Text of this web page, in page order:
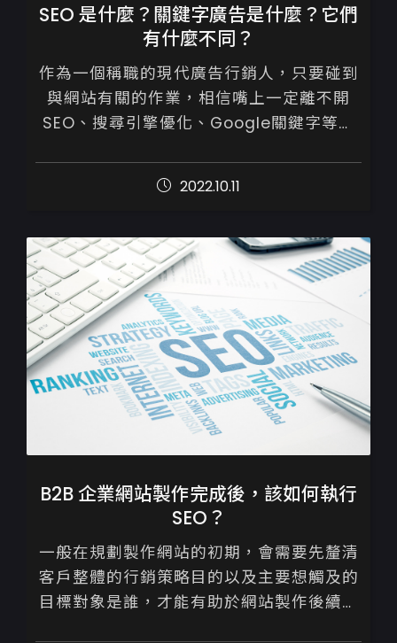
SEO 是什麼？關鍵字廣告是什麼？它們
有什麼不同？
作為一個稱職的現代廣告行銷人，只要碰到
與網站有關的作業，相信嘴上一定離不開
SEO、搜尋引擎優化、Google關鍵字等專
之間的差別、意思，你也應該非常清楚。
如...
2022.10.11
B2B 企業網站製作完成後，該如何執行
SEO？
一般在規劃製作網站的初期，會需要先釐清
客戶整體的行銷策略目的以及主要想觸及的
目標對象是誰，才能有助於網站製作後續進